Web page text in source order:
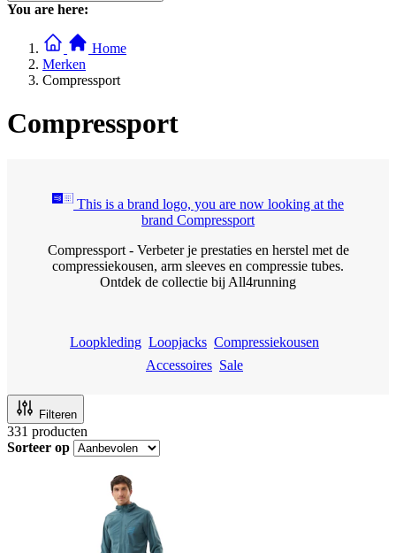
You are here:
Home
Merken
Compressport
Compressport
This is a brand logo, you are now looking at the
brand Compressport
Compressport - Verbeter je prestaties en herstel met de
compressiekousen, arm sleeves en compressie tubes.
Ontdek de collectie bij All4running
Loopkleding Loopjacks Compressiekousen
Accessoires Sale
Filteren
331 producten
Sorteer op